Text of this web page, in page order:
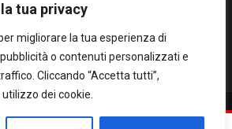
tua privacy
migliorare la tua esperienza di
o contenuti personalizzati e
Cliccando “Accetta tutti”,
dei cookie.
GIUBILEO
MEDIA